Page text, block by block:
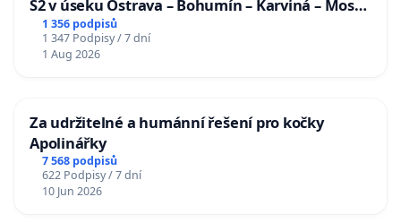
S2 v úseku Ostrava – Bohumín – Karviná – Mosty
u Jablunkova
1 356 podpisů
1 347 Podpisy / 7 dní
1 Aug 2026
Za udržitelné a humánní řešení pro kočky
Apolinářky
7 568 podpisů
622 Podpisy / 7 dní
10 Jun 2026